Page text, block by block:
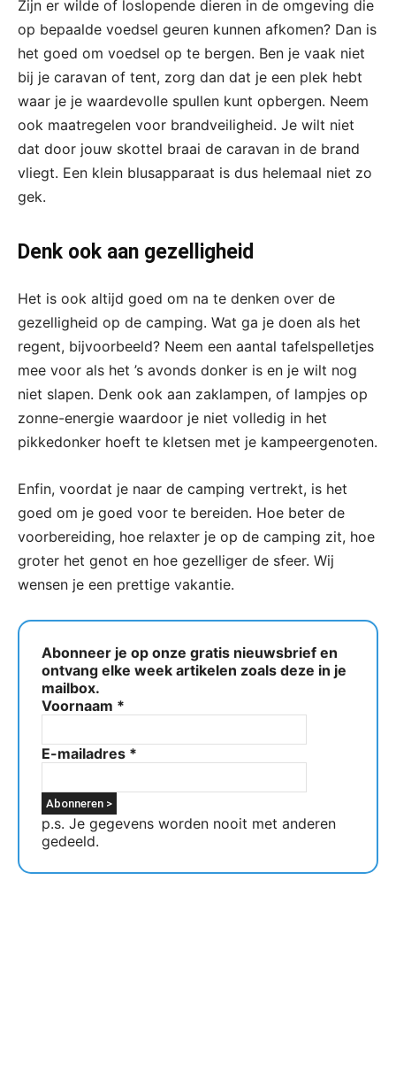
Zijn er wilde of loslopende dieren in de omgeving die
op bepaalde voedsel geuren kunnen afkomen? Dan is
het goed om voedsel op te bergen. Ben je vaak niet
bij je caravan of tent, zorg dan dat je een plek hebt
waar je je waardevolle spullen kunt opbergen. Neem
ook maatregelen voor brandveiligheid. Je wilt niet
dat door jouw skottel braai de caravan in de brand
vliegt. Een klein blusapparaat is dus helemaal niet zo
gek.
Denk ook aan gezelligheid
Het is ook altijd goed om na te denken over de
gezelligheid op de camping. Wat ga je doen als het
regent, bijvoorbeeld? Neem een aantal tafelspelletjes
mee voor als het ’s avonds donker is en je wilt nog
niet slapen. Denk ook aan zaklampen, of lampjes op
zonne-energie waardoor je niet volledig in het
pikkedonker hoeft te kletsen met je kampeergenoten.
Enfin, voordat je naar de camping vertrekt, is het
goed om je goed voor te bereiden. Hoe beter de
voorbereiding, hoe relaxter je op de camping zit, hoe
groter het genot en hoe gezelliger de sfeer. Wij
wensen je een prettige vakantie.
Abonneer je op onze gratis nieuwsbrief en
ontvang elke week artikelen zoals deze in je
mailbox.
Voornaam *
E-mailadres *
p.s. Je gegevens worden nooit met anderen
gedeeld.